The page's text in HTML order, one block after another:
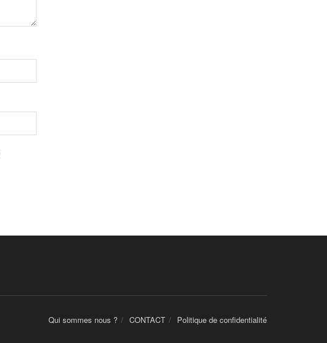
Qui sommes nous ? CONTACT Politique de confidentialité